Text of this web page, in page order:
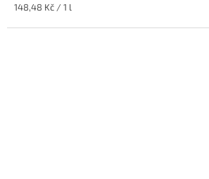
Měrná
148,48 Kč / 1 l